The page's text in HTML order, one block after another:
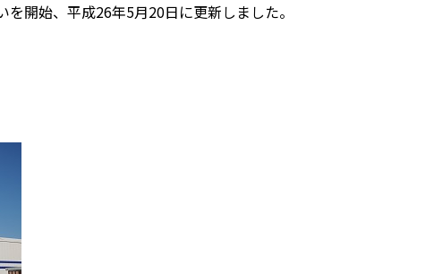
開始、平成26年5月20日に更新しました。